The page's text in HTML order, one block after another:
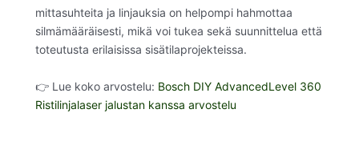
mittasuhteita ja linjauksia on helpompi hahmottaa
silmämääräisesti, mikä voi tukea sekä suunnittelua että
toteutusta erilaisissa sisätilaprojekteissa.
👉 Lue koko arvostelu: Bosch DIY AdvancedLevel 360
Ristilinjalaser jalustan kanssa arvostelu